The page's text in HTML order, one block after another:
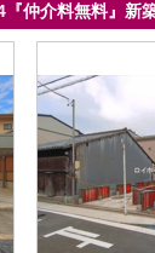
仲介料無料』新